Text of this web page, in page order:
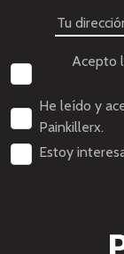
Acepto
He leído y
Painkillerx.
Estoy